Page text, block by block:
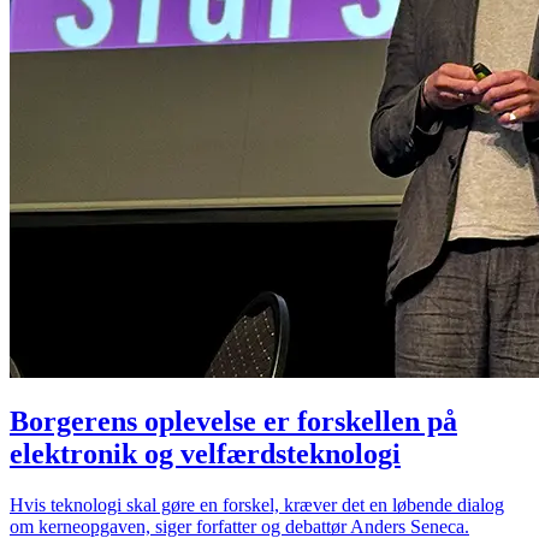
Borgerens oplevelse er forskellen på
elektronik og velfærdsteknologi
Hvis teknologi skal gøre en forskel, kræver det en løbende dialog
om kerneopgaven, siger forfatter og debattør Anders Seneca.